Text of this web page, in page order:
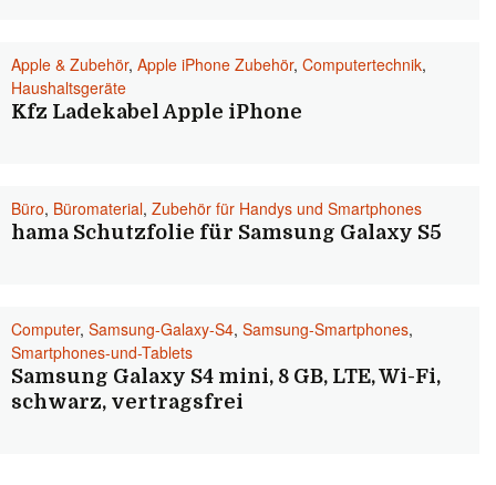
Apple & Zubehör, Apple iPhone Zubehör, Computertechnik,
Haushaltsgeräte
Kfz Ladekabel Apple iPhone
Büro, Büromaterial, Zubehör für Handys und Smartphones
hama Schutzfolie für Samsung Galaxy S5
Computer, Samsung-Galaxy-S4, Samsung-Smartphones,
Smartphones-und-Tablets
Samsung Galaxy S4 mini, 8 GB, LTE, Wi-Fi,
schwarz, vertragsfrei